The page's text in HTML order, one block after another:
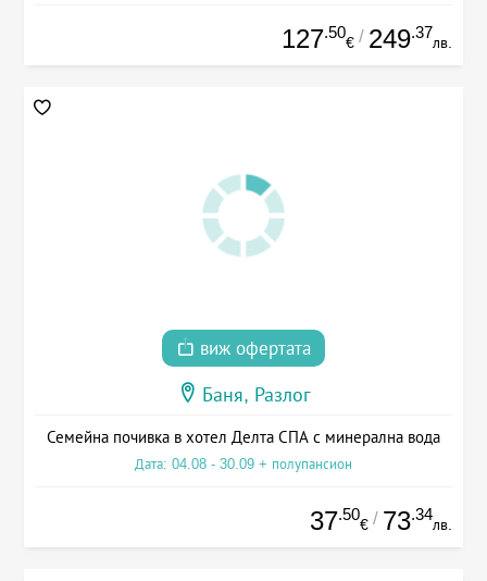
127.50
€ / 249.37
лв.
виж офертата
Баня, Разлог
Семейна почивка в хотел Делта СПА с минерална вода
Дата: 04.08 - 30.09 + полупансион
37.50
€ / 73.34
лв.